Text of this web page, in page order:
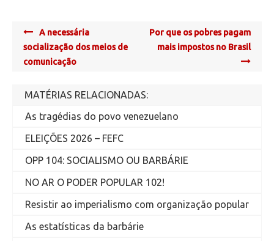
Post
navigation
A necessária
socialização dos meios de
comunicação
Por que os pobres pagam
mais impostos no Brasil
MATÉRIAS RELACIONADAS:
As tragédias do povo venezuelano
ELEIÇÕES 2026 – FEFC
OPP 104: SOCIALISMO OU BARBÁRIE
NO AR O PODER POPULAR 102!
Resistir ao imperialismo com organização popular
As estatísticas da barbárie